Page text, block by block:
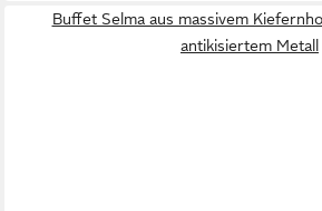
Buffet Selma aus massivem
antikisiertem Metall